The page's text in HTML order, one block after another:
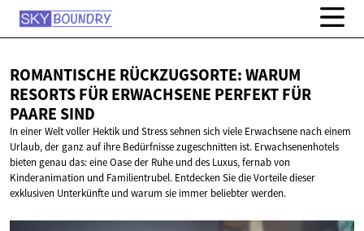
ROMANTISCHE RÜCKZUGSORTE: WARUM
RESORTS FÜR ERWACHSENE PERFEKT FÜR
PAARE SIND
In einer Welt voller Hektik und Stress sehnen sich viele Erwachsene nach einem
Urlaub, der ganz auf ihre Bedürfnisse zugeschnitten ist. Erwachsenenhotels
bieten genau das: eine Oase der Ruhe und des Luxus, fernab von
Kinderanimation und Familientrubel. Entdecken Sie die Vorteile dieser
exklusiven Unterkünfte und warum sie immer beliebter werden.